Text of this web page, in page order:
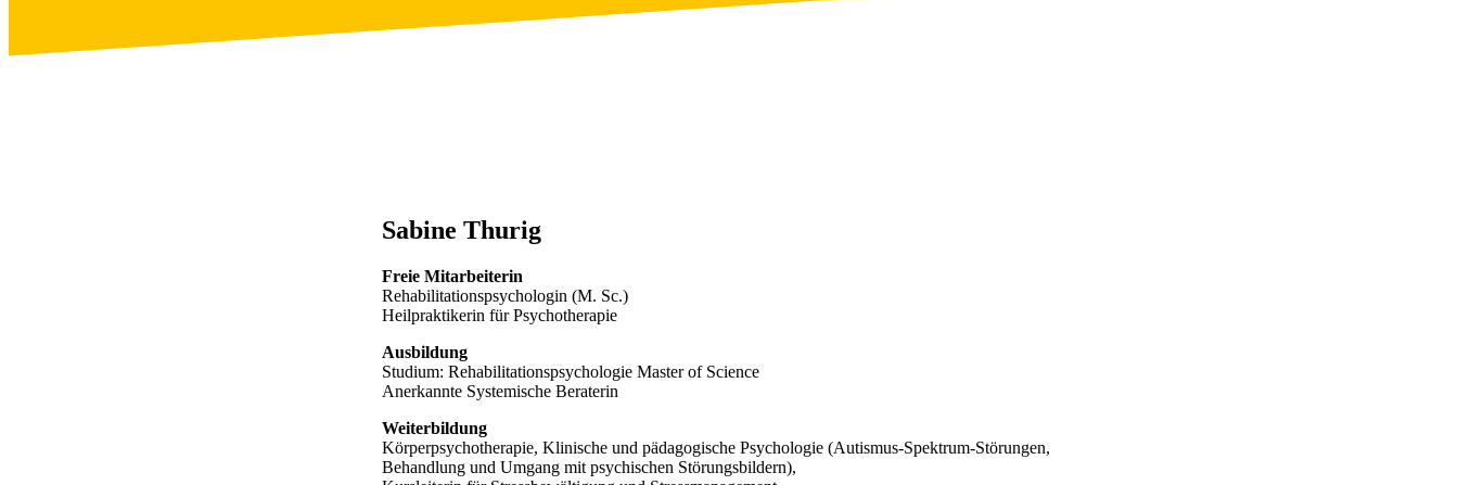
Sabine Thurig
Freie Mitarbeiterin
Rehabilitationspsychologin (M. Sc.)
Heilpraktikerin für Psychotherapie
Ausbildung
Studium: Rehabilitationspsychologie Master of Science
Anerkannte Systemische Beraterin
Weiterbildung
Körperpsychotherapie, Klinische und pädagogische Psychologie (Autismus-Spektrum-Störungen,
Behandlung und Umgang mit psychischen Störungsbildern),